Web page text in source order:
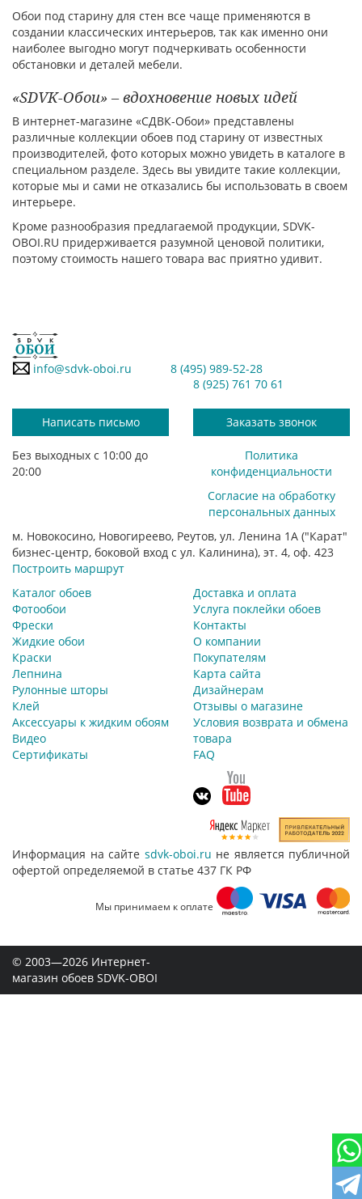
Обои под старину для стен все чаще применяются в
создании классических интерьеров, так как именно они
наиболее выгодно могут подчеркивать особенности
обстановки и деталей мебели.
«SDVK-Обои» – вдохновение новых идей
В интернет-магазине «СДВК-Обои» представлены
различные коллекции обоев под старину от известных
производителей, фото которых можно увидеть в каталоге в
специальном разделе. Здесь вы увидите такие коллекции,
которые мы и сами не отказались бы использовать в своем
интерьере.
Кроме разнообразия предлагаемой продукции, SDVK-
OBOI.RU придерживается разумной ценовой политики,
поэтому стоимость нашего товара вас приятно удивит.
info@sdvk-oboi.ru
8 (495) 989-52-28
8 (925) 761 70 61
Написать письмо Заказать звонок
Без выходных с 10:00 до
20:00
Политика
конфиденциальности
Согласие на обработку
персональных данных
м. Новокосино, Новогиреево, Реутов, ул. Ленина 1А ("Карат"
бизнес-центр, боковой вход с ул. Калинина), эт. 4, оф. 423
Построить маршрут
Каталог обоев
Фотообои
Фрески
Жидкие обои
Краски
Лепнина
Рулонные шторы
Клей
Аксессуары к жидким обоям
Видео
Сертификаты
Доставка и оплата
Услуга поклейки обоев
Контакты
О компании
Покупателям
Карта сайта
Дизайнерам
Отзывы о магазине
Условия возврата и обмена
товара
FAQ
Информация на сайте sdvk-oboi.ru не является публичной
офертой определяемой в статье 437 ГК РФ
Мы принимаем к оплате
© 2003—2026 Интернет-
магазин обоев SDVK-OBOI